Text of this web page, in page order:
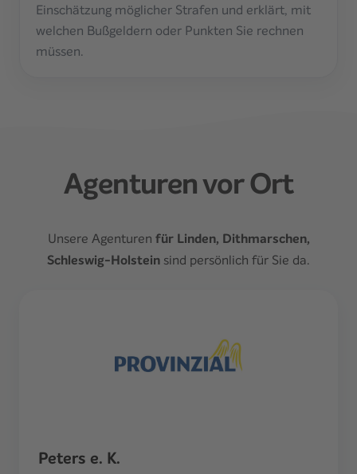
Einschätzung möglicher Strafen und erklärt, mit
welchen Bußgeldern oder Punkten Sie rechnen
müssen.
Agenturen vor Ort
Unsere Agenturen für Linden, Dithmarschen,
Schleswig-Holstein sind persönlich für Sie da.
Peters e. K.